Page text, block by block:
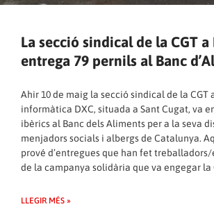
La secció sindical de la CGT a
entrega 79 pernils al Banc
Ahir 10 de maig la secció sindical de la
informàtica DXC, situada a Sant Cugat, va
ibèrics al Banc dels Aliments per a la seva
menjadors socials i albergs de Catalunya.
prové d’entregues que han fet
de la campanya solidària que va engegar la
LLEGIR MÉS »